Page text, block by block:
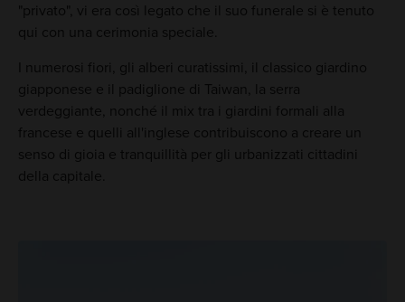
"privato", vi era così legato che il suo funerale si è tenuto
qui con una cerimonia speciale.
I numerosi fiori, gli alberi curatissimi, il classico giardino
giapponese e il padiglione di Taiwan, la serra
verdeggiante, nonché il mix tra i giardini formali alla
francese e quelli all'inglese contribuiscono a creare un
senso di gioia e tranquillità per gli urbanizzati cittadini
della capitale.